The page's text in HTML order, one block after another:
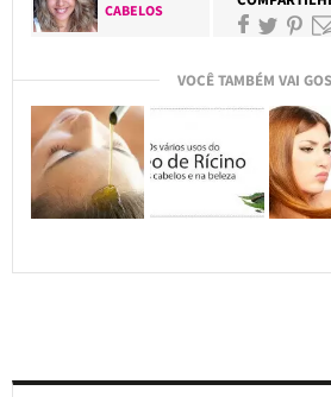
CABELOS
VOCÊ TAMBÉM VAI